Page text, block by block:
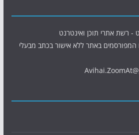
- רשת אתרי תוכן ואינטרנט
המפורסמים באתר ללא אישור בכתב מבעלי